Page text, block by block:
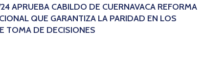
APRUEBA CABILDO DE CUERNAVACA REFORMA
QUE GARANTIZA LA PARIDAD EN LOS
TOMA DE DECISIONES